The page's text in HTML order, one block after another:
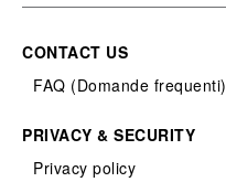
CONTACT US
FAQ (Domande frequenti)
PRIVACY & SECURITY
Privacy policy